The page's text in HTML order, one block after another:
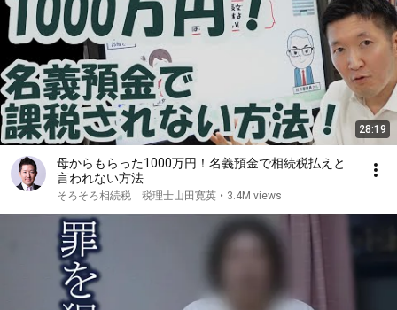
28:19
母からもらった1000万円！名義預金で相続税払えと
言われない方法
そろそろ相続税 税理士山田寛英 • 3.4M views